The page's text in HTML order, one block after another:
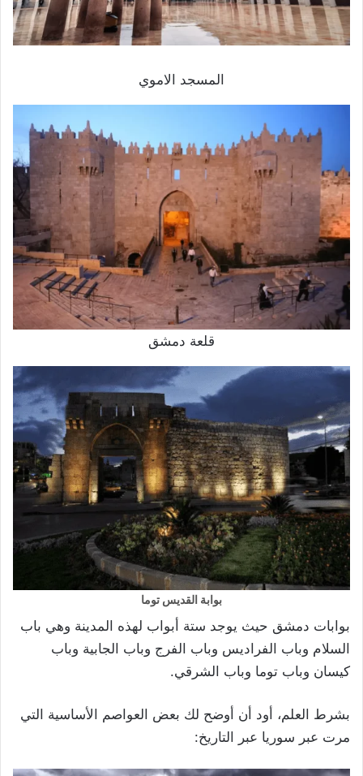
المسجد الاموي
قلعة دمشق
بوابة القديس توما
بوابات دمشق حيث يوجد ستة أبواب لهذه المدينة وهي باب
السلام وباب الفراديس وباب الفرج وباب الجابية وباب
كيسان وباب توما وباب الشرقي.
بشرط العلم، أود أن أوضح لك بعض العواصم الأساسية التي
مرت عبر سوريا عبر التاريخ: